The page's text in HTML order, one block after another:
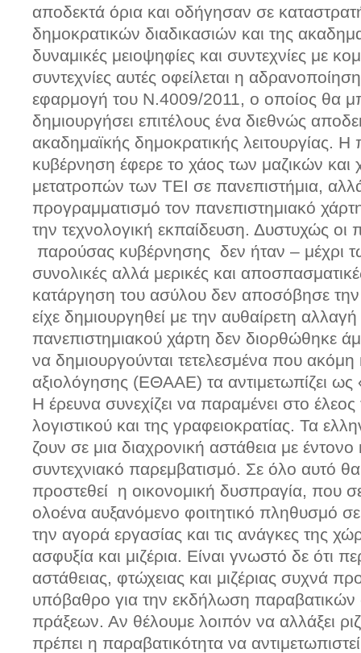
αποδεκτά όρια και οδήγησαν σε
δημοκρατικών διαδικασιών και της
δυναμικές μειοψηφίες και συντεχνίες με
συντεχνίες αυτές οφείλεται η
εφαρμογή του Ν.4009/2011, ο οποίος θα
δημιουργήσει επιτέλους ένα διεθνώς
ακαδημαϊκής δημοκρατικής λειτουργίας.
κυβέρνηση έφερε το χάος των μαζικών και
μετατροπών των ΤΕΙ σε πανεπιστήμια,
προγραμματισμό τον πανεπιστημιακό
την τεχνολογική εκπαίδευση. Δυστυχώς οι
παρούσας κυβέρνησης δεν ήταν – μέχρι
συνολικές αλλά μερικές και
κατάργηση του ασύλου δεν αποσόβησε
είχε δημιουργηθεί με την αυθαίρετη αλλαγή
πανεπιστημιακού χάρτη δεν διορθώθηκε
να δημιουργούνται τετελεσμένα που
αξιολόγησης (ΕΘΑΑΕ) τα αντιμετωπίζει ως
Η έρευνα συνεχίζει να παραμένει στο
λογιστικού και της γραφειοκρατίας. Τα
ζουν σε μια διαχρονική αστάθεια με έντονο
συντεχνιακό παρεμβατισμό. Σε όλο αυτό
προστεθεί η οικονομική δυσπραγία, που
ολοένα αυξανόμενο φοιτητικό πληθυσμό σε
την αγορά εργασίας και τις ανάγκες της
ασφυξία και μιζέρια. Είναι γνωστό δε ότι
αστάθειας, φτώχειας και μιζέριας συχνά
υπόβαθρο για την εκδήλωση παραβατικών
πράξεων. Αν θέλουμε λοιπόν να αλλάξει
πρέπει η παραβατικότητα να